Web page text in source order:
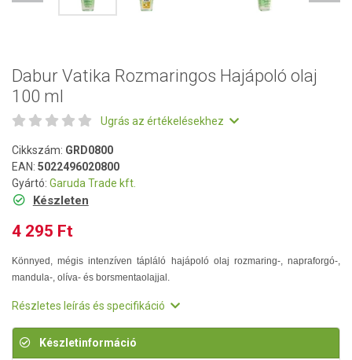
Dabur Vatika Rozmaringos Hajápoló olaj
100 ml
Ugrás az értékelésekhez
Cikkszám: GRD0800
EAN: 5022496020800
Gyártó: Garuda Trade kft.
Készleten
4 295 Ft
Könnyed, mégis intenzíven tápláló hajápoló olaj rozmaring-, napraforgó-,
mandula-, olíva- és borsmentaolajjal.
Részletes leírás és specifikáció
Készletinformáció